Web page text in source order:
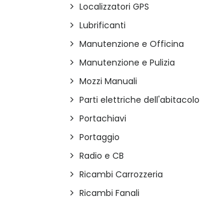
Localizzatori GPS
Lubrificanti
Manutenzione e Officina
Manutenzione e Pulizia
Mozzi Manuali
Parti elettriche dell'abitacolo
Portachiavi
Portaggio
Radio e CB
Ricambi Carrozzeria
Ricambi Fanali